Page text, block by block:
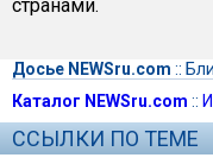
странами.
Досье NEWSru.com ::
Каталог NEWSru.com ::
ССЫЛКИ ПО ТЕМЕ